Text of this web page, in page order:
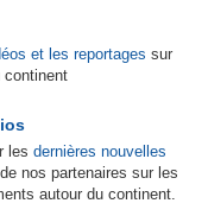
et les reportages sur
continent
les dernières nouvelles
de nos partenaires sur les
autour du continent.